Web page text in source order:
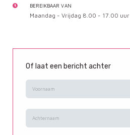
BEREIKBAAR VAN
Maandag - Vrijdag 8.00 - 17.00 uur
Of laat een bericht achter